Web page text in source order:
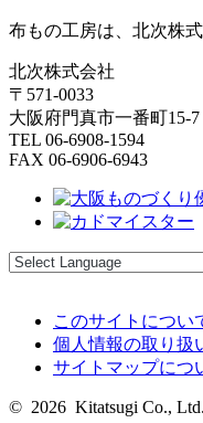
布もの工房は、北次株
北次株式会社
〒571-0033
大阪府門真市一番町15-7
TEL 06-6908-1594
FAX 06-6906-6943
このサイトについ
個人情報の取り扱
サイトマップにつ
© 2026 Kitatsugi Co., Ltd.